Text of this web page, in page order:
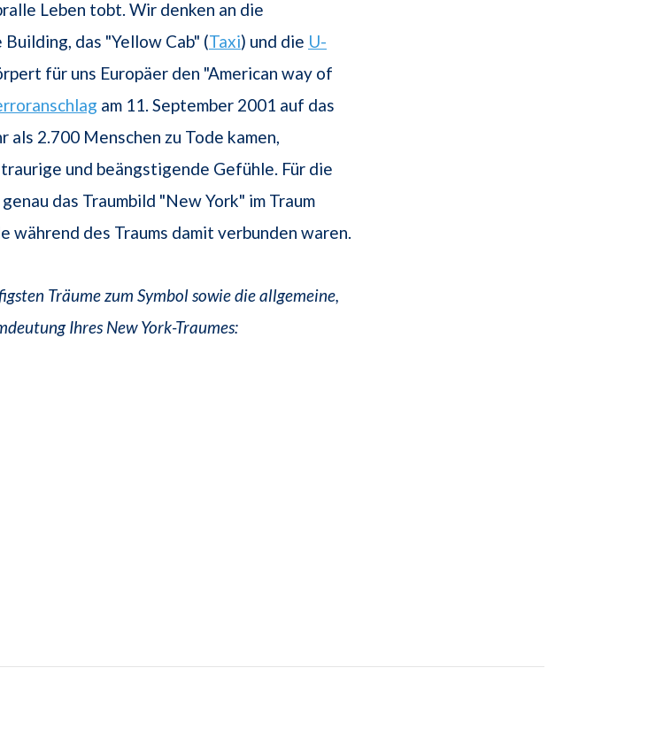
Leben tobt. Wir denken an die
das "Yellow Cab" (Taxi) und die U-
für uns Europäer den "American way of
am 11. September 2001 auf das
als 2.700 Menschen zu Tode kamen,
und beängstigende Gefühle. Für die
das Traumbild "New York" im Traum
während des Traums damit verbunden waren.
Träume zum Symbol sowie die allgemeine,
Ihres New York-Traumes: